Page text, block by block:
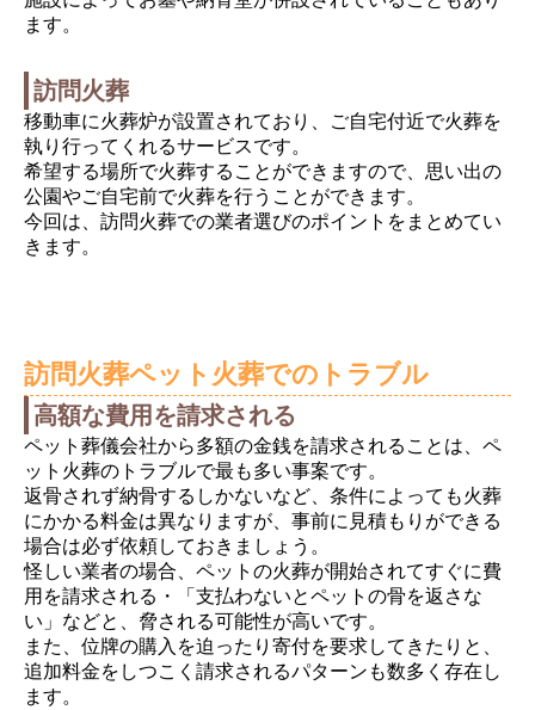
ます。
訪問火葬
移動車に火葬炉が設置されており、ご自宅付近で火葬を
執り行ってくれるサービスです。
希望する場所で火葬することができますので、思い出の
公園やご自宅前で火葬を行うことができます。
今回は、訪問火葬での業者選びのポイントをまとめてい
きます。
訪問火葬ペット火葬でのトラブル
高額な費用を請求される
ペット葬儀会社から多額の金銭を請求されることは、ペ
ット火葬のトラブルで最も多い事案です。
返骨されず納骨するしかないなど、条件によっても火葬
にかかる料金は異なりますが、事前に見積もりができる
場合は必ず依頼しておきましょう。
怪しい業者の場合、ペットの火葬が開始されてすぐに費
用を請求される・「支払わないとペットの骨を返さな
い」などと、脅される可能性が高いです。
また、位牌の購入を迫ったり寄付を要求してきたりと、
追加料金をしつこく請求されるパターンも数多く存在し
ます。